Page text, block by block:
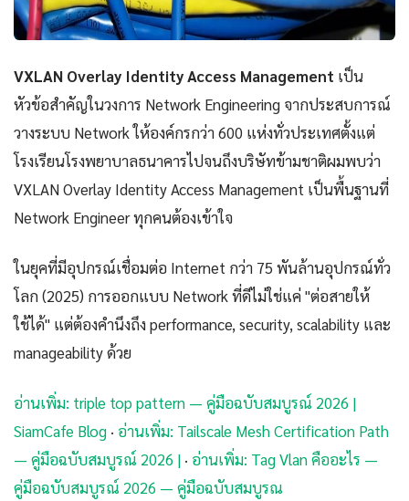
VXLAN Overlay Identity Access Management เป็น
หัวข้อสำคัญในวงการ Network Engineering จากประสบการณ์
วางระบบ Network ให้องค์กรกว่า 600 แห่งทั่วประเทศตั้งแต่
โรงเรียนโรงพยาบาลธนาคารไปจนถึงบริษัทข้ามชาติผมพบว่า
VXLAN Overlay Identity Access Management เป็นพื้นฐานที่
Network Engineer ทุกคนต้องเข้าใจ
ในยุคที่มีอุปกรณ์เชื่อมต่อ Internet กว่า 75 พันล้านอุปกรณ์ทั่ว
โลก (2025) การออกแบบ Network ที่ดีไม่ใช่แค่ "ต่อสายให้
ใช้ได้" แต่ต้องคำนึงถึง performance, security, scalability และ
manageability ด้วย
อ่านเพิ่ม: triple top pattern — คู่มือฉบับสมบูรณ์ 2026 |
SiamCafe Blog · อ่านเพิ่ม: Tailscale Mesh Certification Path
— คู่มือฉบับสมบูรณ์ 2026 | · อ่านเพิ่ม: Tag Vlan คืออะไร —
คู่มือฉบับสมบูรณ์ 2026 — คู่มือฉบับสมบูรณ